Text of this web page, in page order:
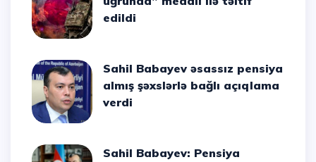
edildi
Sahil Babayev əsassız pensiya
almış şəxslərlə bağlı açıqlama
verdi
Sahil Babayev: Pensiya